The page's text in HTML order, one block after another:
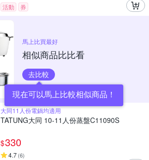
活動 券
馬上比買最好
相似商品比比看
去比較
現在可以馬上比較相似商品！
大同11人份電鍋均適用
TATUNG大同 10-11人份蒸盤C11090S
$330
4.7(6)